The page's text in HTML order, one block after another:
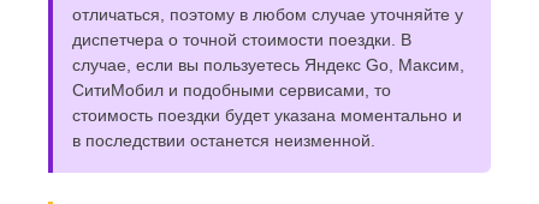
отличаться, поэтому в любом случае уточняйте у
диспетчера о точной стоимости поездки. В
случае, если вы пользуетесь Яндекс Go, Максим,
СитиМобил и подобными сервисами, то
стоимость поездки будет указана моментально и
в последствии останется неизменной.